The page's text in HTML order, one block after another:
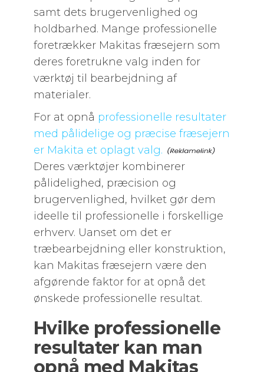
samt dets brugervenlighed og
holdbarhed. Mange professionelle
foretrækker Makitas fræsejern som
deres foretrukne valg inden for
værktøj til bearbejdning af
materialer.
For at opnå professionelle resultater
med pålidelige og præcise fræsejern
er Makita et oplagt valg.
Deres værktøjer kombinerer
pålidelighed, præcision og
brugervenlighed, hvilket gør dem
ideelle til professionelle i forskellige
erhverv. Uanset om det er
træbearbejdning eller konstruktion,
kan Makitas fræsejern være den
afgørende faktor for at opnå det
ønskede professionelle resultat.
Hvilke professionelle
resultater kan man
opnå med Makitas